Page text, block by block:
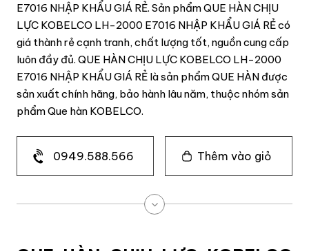
E7016 NHẬP KHẨU GIÁ RẺ. Sản phẩm QUE HÀN CHỊU
LỰC KOBELCO LH-2000 E7016 NHẬP KHẨU GIÁ RẺ có
giá thành rẻ cạnh tranh, chất lượng tốt, nguồn cung cấp
luôn đầy đủ. QUE HÀN CHỊU LỰC KOBELCO LH-2000
E7016 NHẬP KHẨU GIÁ RẺ là sản phẩm QUE HÀN được
sản xuất chính hãng, bảo hành lâu năm, thuộc nhóm sản
phẩm Que hàn KOBELCO.
0949.588.566 Thêm vào giỏ